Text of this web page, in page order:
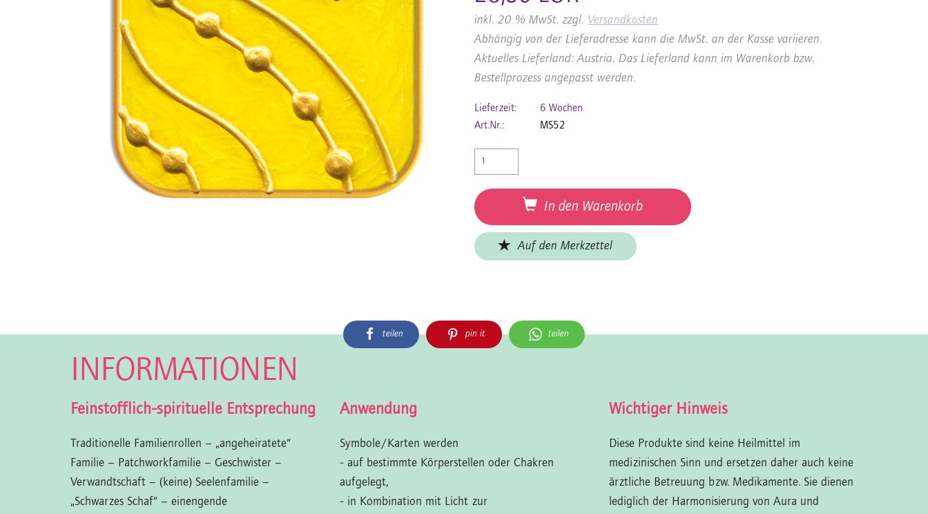
inkl. 20 % MwSt. zzgl. Versandkosten
Abhängig von der Lieferadresse kann die MwSt. an der Kasse variieren.
Aktuelles Lieferland: Austria. Das Lieferland kann im Warenkorb bzw.
Bestellprozess angepasst werden.
Lieferzeit:
6 Wochen
Art.Nr.:
MS52
In den Warenkorb
Auf den Merkzettel
teilen pin it teilen
INFORMATIONEN
Feinstofflich-spirituelle Entsprechung
Traditionelle Familienrollen – „angeheiratete“
Familie – Patchworkfamilie – Geschwister –
Verwandtschaft – (keine) Seelenfamilie –
„Schwarzes Schaf“ – einengende
Anwendung
Symbole/Karten werden
- auf bestimmte Körperstellen oder Chakren
aufgelegt,
- in Kombination mit Licht zur
Wichtiger Hinweis
Diese Produkte sind keine Heilmittel im
medizinischen Sinn und ersetzen daher auch keine
ärztliche Betreuung bzw. Medikamente. Sie dienen
lediglich der Harmonisierung von Aura und